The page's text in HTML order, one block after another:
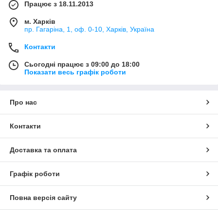
Працює з 18.11.2013
м. Харків
пр. Гагаріна, 1, оф. 0-10, Харків, Україна
Контакти
Сьогодні працює з 09:00 до 18:00
Показати весь графік роботи
Про нас
Контакти
Доставка та оплата
Графік роботи
Повна версія сайту